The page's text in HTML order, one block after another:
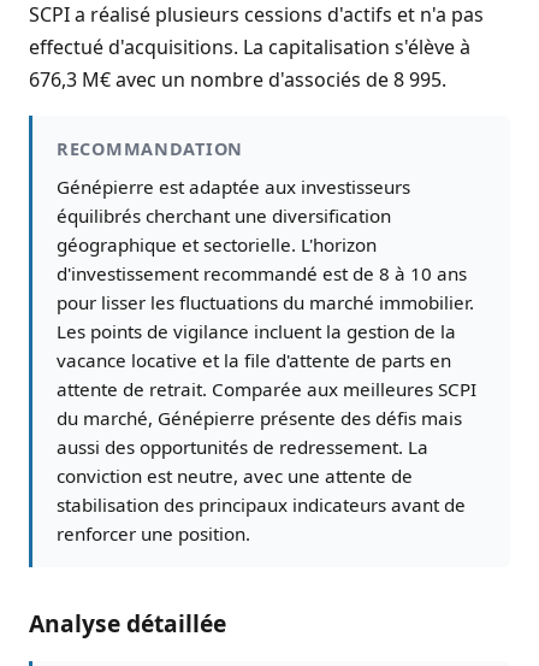
SCPI a réalisé plusieurs cessions d'actifs et n'a pas
effectué d'acquisitions. La capitalisation s'élève à
676,3 M€ avec un nombre d'associés de 8 995.
RECOMMANDATION
Génépierre est adaptée aux investisseurs
équilibrés cherchant une diversification
géographique et sectorielle. L'horizon
d'investissement recommandé est de 8 à 10 ans
pour lisser les fluctuations du marché immobilier.
Les points de vigilance incluent la gestion de la
vacance locative et la file d'attente de parts en
attente de retrait. Comparée aux meilleures SCPI
du marché, Génépierre présente des défis mais
aussi des opportunités de redressement. La
conviction est neutre, avec une attente de
stabilisation des principaux indicateurs avant de
renforcer une position.
Analyse détaillée